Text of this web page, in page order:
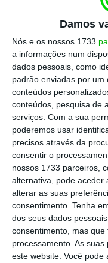
Damos
Nós e os nossos 1733
a informações num
dados pessoais, como
padrão enviadas por um
conteúdos
conteúdos, pesquisa de
serviços. Com a sua
poderemos usar
precisos através da
consentir o
nossos 1733 parceiros,
alternativa, pode aceder
alterar as suas
consentimento. Tenha
dos seus dados
consentimento, mas
processamento. As
este website. Você
Governo ao
Durante a sua
tema das
revisão
partidos à direita
necessários para
pela primeira vez
do Livre acusou
terem tido “a
eleições
alterações às
para rever a
o tivessem feito